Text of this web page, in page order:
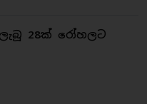
28ක් රෝහලට